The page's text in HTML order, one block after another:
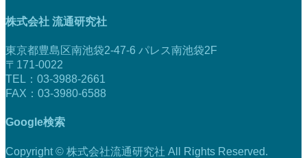
株式会社 流通研究社
東京都豊島区南池袋2-47-6 パレス南池袋2F
〒171-0022
TEL：03-3988-2661
FAX：03-3980-6588
Google検索
Copyright © 株式会社流通研究社 All Rights Reserved.